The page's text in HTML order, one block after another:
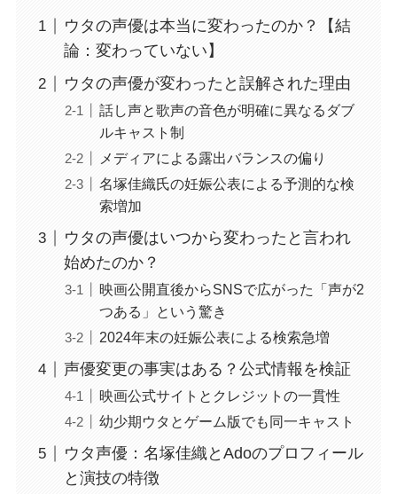
ウタの声優は本当に変わったのか？【結
論：変わっていない】
ウタの声優が変わったと誤解された理由
話し声と歌声の音色が明確に異なるダブ
ルキャスト制
メディアによる露出バランスの偏り
名塚佳織氏の妊娠公表による予測的な検
索増加
ウタの声優はいつから変わったと言われ
始めたのか？
映画公開直後からSNSで広がった「声が2
つある」という驚き
2024年末の妊娠公表による検索急増
声優変更の事実はある？公式情報を検証
映画公式サイトとクレジットの一貫性
幼少期ウタとゲーム版でも同一キャスト
ウタ声優：名塚佳織とAdoのプロフィール
と演技の特徴